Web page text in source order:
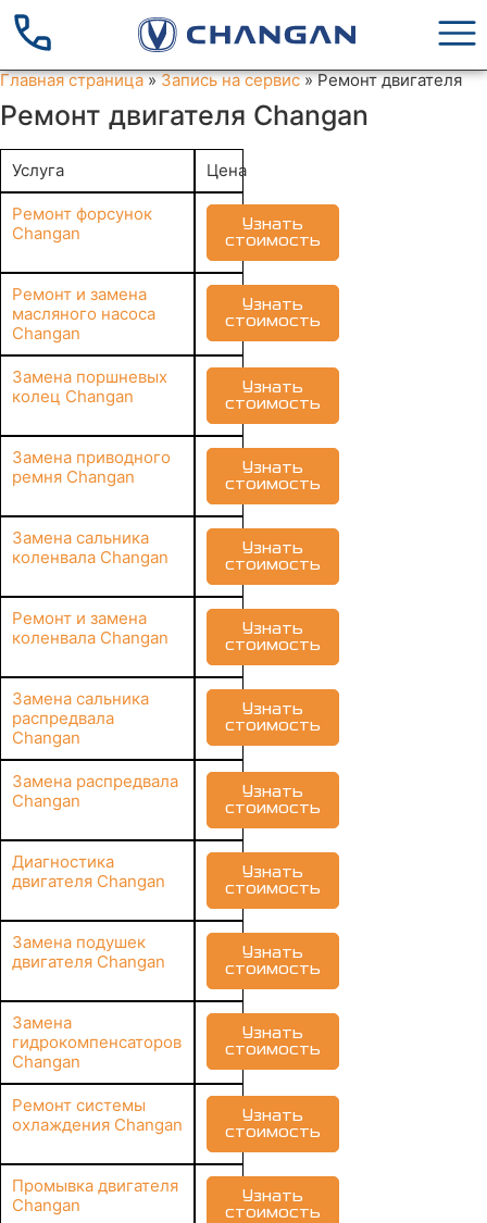
Главная страница»Запись на сервис»Ремонт двигателя
Ремонт двигателя Changan
Услуга Цена
Ремонт форсунок
Changan
Узнать
стоимость
Ремонт и замена
масляного насоса
Changan
Узнать
стоимость
Замена поршневых
колец Changan
Узнать
стоимость
Замена приводного
ремня Changan
Узнать
стоимость
Замена сальника
коленвала Changan
Узнать
стоимость
Ремонт и замена
коленвала Changan
Узнать
стоимость
Замена сальника
распредвала
Changan
Узнать
стоимость
Замена распредвала
Changan
Узнать
стоимость
Диагностика
двигателя Changan
Узнать
стоимость
Замена подушек
двигателя Changan
Узнать
стоимость
Замена
гидрокомпенсаторов
Changan
Узнать
стоимость
Ремонт системы
охлаждения Changan
Узнать
стоимость
Промывка двигателя
Changan
Узнать
стоимость